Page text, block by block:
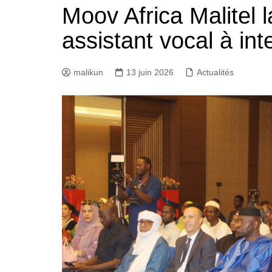
Moov Africa Malitel
assistant vocal à
malikun 13 juin 2026 Actualités